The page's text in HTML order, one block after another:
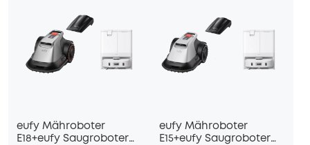
eufy Mähroboter
E18+eufy Saugroboter
eufy Mähroboter
E15+eufy Saugroboter